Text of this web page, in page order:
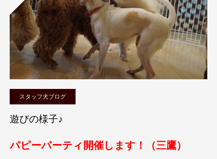
スタッフ犬ブログ
遊びの様子♪
パピーパーティ開催します！（三鷹）